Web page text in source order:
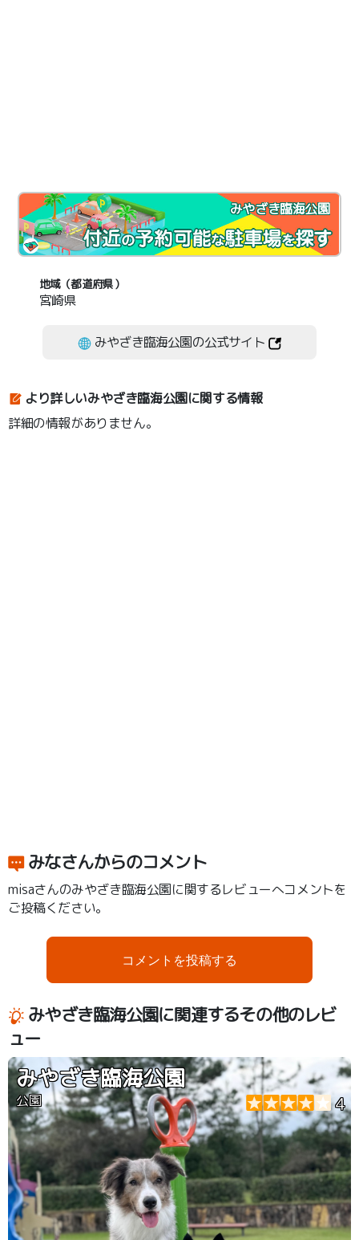
みやざき臨海公園
地域（都道府県）
宮崎県
みやざき臨海公園の公式サイト
より詳しいみやざき臨海公園に関する情報
詳細の情報がありません。
みなさんからのコメント
misaさんのみやざき臨海公園に関するレビューへコメントを
ご投稿ください。
コメントを投稿する
みやざき臨海公園に関連するその他のレビ
ュー
みやざき臨海公園
公園 4